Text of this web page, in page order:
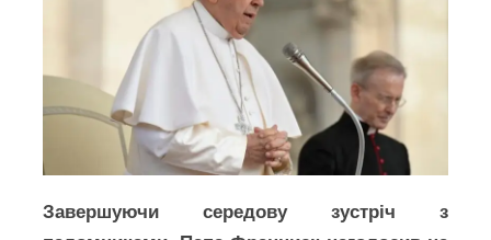
Завершуючи середову зустріч з